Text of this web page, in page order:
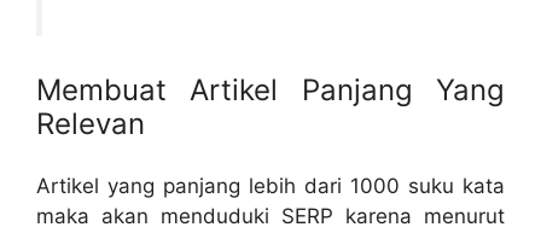
Membuat Artikel Panjang Yang
Relevan
Artikel yang panjang lebih dari 1000 suku kata
maka akan menduduki SERP karena menurut